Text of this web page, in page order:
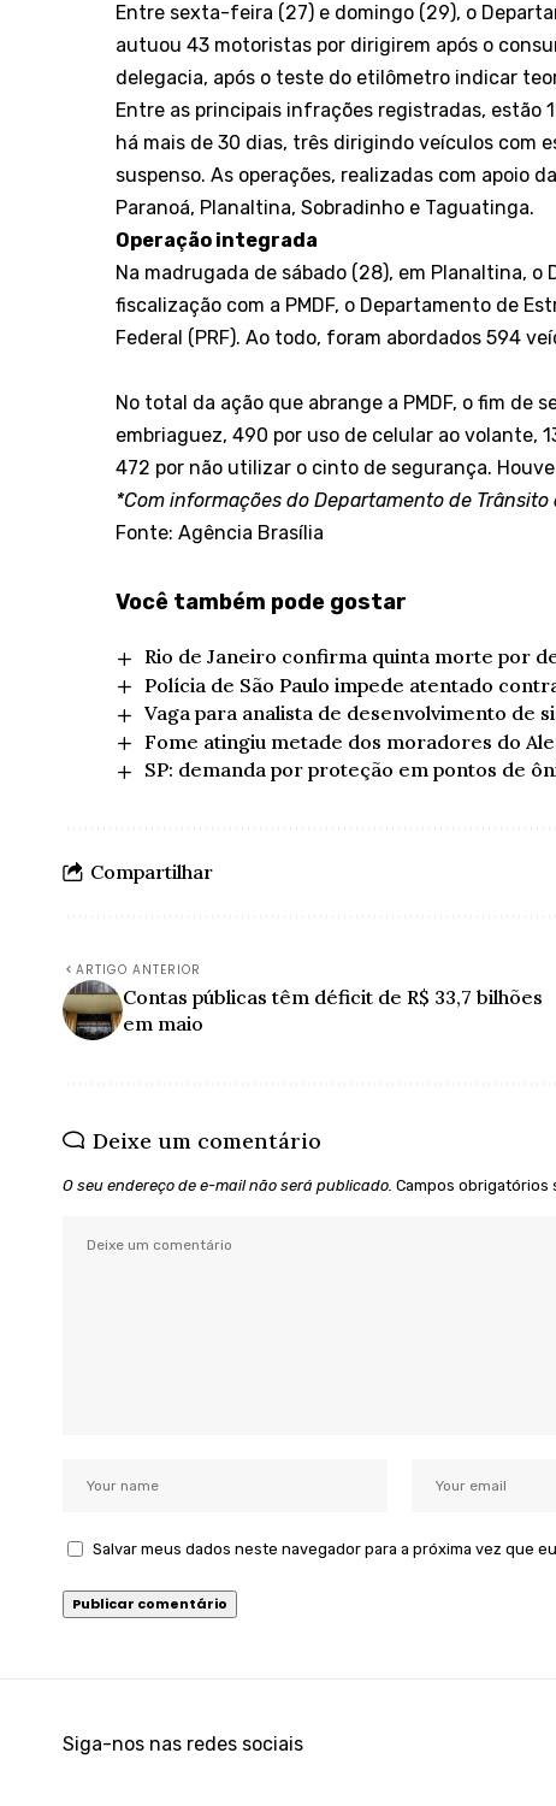
Entre sexta-feira (27) e domingo (29), o
autuou 43 motoristas por dirigirem após o
delegacia, após o teste do etilômetro indicar
Entre as principais infrações registradas, estão
há mais de 30 dias, três dirigindo veículos com
suspenso. As operações, realizadas com apoio
Paranoá, Planaltina, Sobradinho e Taguatinga.
Operação integrada
Na madrugada de sábado (28), em Planaltina,
fiscalização com a PMDF, o Departamento de
Federal (PRF). Ao todo, foram abordados 594
No total da ação que abrange a PMDF, o fim
embriaguez, 490 por uso de celular ao volante,
472 por não utilizar o cinto de segurança.
*Com informações do Departamento de
Fonte: Agência Brasília
Você também pode gostar
Rio de Janeiro confirma quinta morte por
Polícia de São Paulo impede atentado
Vaga para analista de desenvolvimento de
Fome atingiu metade dos moradores do
SP: demanda por proteção em pontos de
Compartilhar
ARTIGO ANTERIOR
Contas públicas têm déficit de R$ 33,7 bilhões
em maio
Deixe um comentário
O seu endereço de e-mail não será publicado. Campos obrigatórios
Salvar meus dados neste navegador para a próxima vez que
Siga-nos nas redes sociais